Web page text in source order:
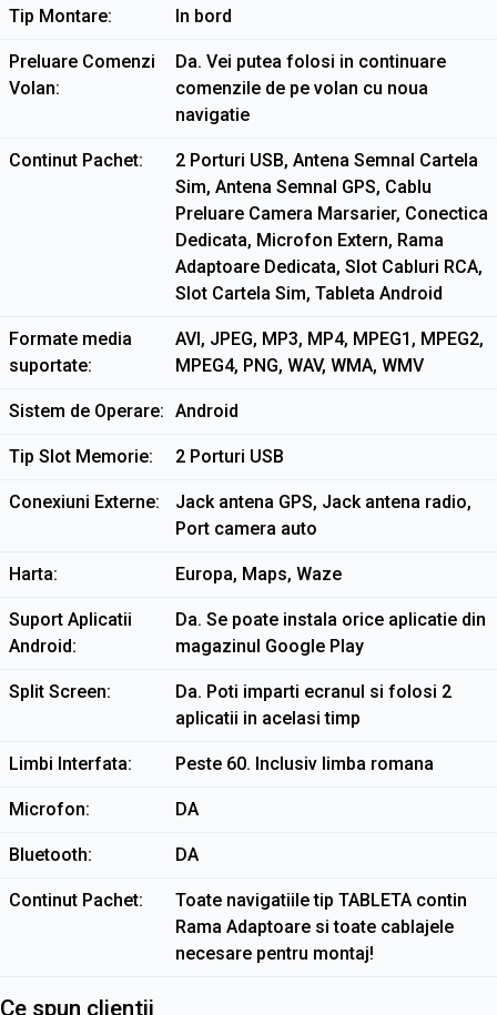
Tip Montare In bord
Preluare Comenzi
Volan
Da. Vei putea folosi in continuare
comenzile de pe volan cu noua
navigatie
Continut Pachet
2 Porturi USB, Antena Semnal Cartela
Sim, Antena Semnal GPS, Cablu
Preluare Camera Marsarier, Conectica
Dedicata, Microfon Extern, Rama
Adaptoare Dedicata, Slot Cabluri RCA,
Slot Cartela Sim, Tableta Android
Formate media
suportate
AVI, JPEG, MP3, MP4, MPEG1, MPEG2,
MPEG4, PNG, WAV, WMA, WMV
Sistem de Operare Android
Tip Slot Memorie 2 Porturi USB
Conexiuni Externe
Jack antena GPS, Jack antena radio,
Port camera auto
Harta Europa, Maps, Waze
Suport Aplicatii
Android
Da. Se poate instala orice aplicatie din
magazinul Google Play
Split Screen
Da. Poti imparti ecranul si folosi 2
aplicatii in acelasi timp
Limbi Interfata Peste 60. Inclusiv limba romana
Microfon DA
Bluetooth DA
Continut Pachet
Toate navigatiile tip TABLETA contin
Rama Adaptoare si toate cablajele
necesare pentru montaj!
Ce spun clientii